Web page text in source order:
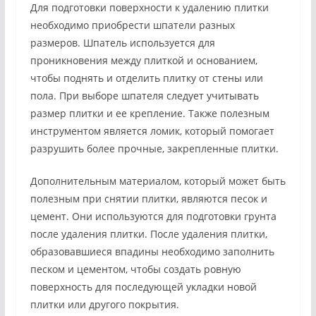
Для подготовки поверхности к удалению плитки
необходимо приобрести шпатели разных
размеров. Шпатель используется для
проникновения между плиткой и основанием,
чтобы поднять и отделить плитку от стены или
пола. При выборе шпателя следует учитывать
размер плитки и ее крепление. Также полезным
инструментом является ломик, который помогает
разрушить более прочные, закрепленные плитки.
Дополнительным материалом, который может быть
полезным при снятии плитки, являются песок и
цемент. Они используются для подготовки грунта
после удаления плитки. После удаления плитки,
образовавшиеся впадины необходимо заполнить
песком и цементом, чтобы создать ровную
поверхность для последующей укладки новой
плитки или другого покрытия.